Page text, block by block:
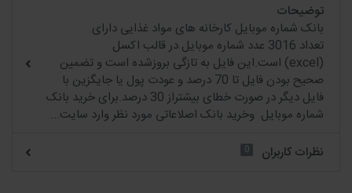
توضیحات
بانک شماره موبایل کارخانه های مواد غذایی دارای
تعداد 3016 عدد شماره موبایل در قالب اکسل
(excel) است.این فایل به تازگی بروزشده است و تضمین
صحیح بودن فایل تا 70 درصد و عودت پول یا جایگزین با
فایل دیگر در صورت خطای بیشتراز 30 درصد.برای خرید بانک
شماره موبایل وخرید بانک اصلاعاتی مورد نظر وارد سایت...
نظرات کاربران
0